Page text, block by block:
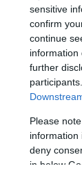
sensitive
confirm
continue
information
further
Please
information
deny
in below